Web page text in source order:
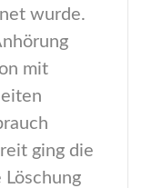
wurde.
mit
ging die